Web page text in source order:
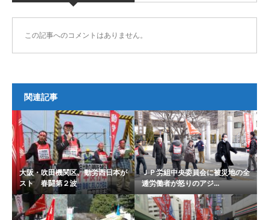
この記事へのコメントはありません。
関連記事
大阪・吹田機関区、動労西日本が
スト 春闘第２波
ＪＰ労組中央委員会に被災地の全
逓労働者が怒りのアジ...